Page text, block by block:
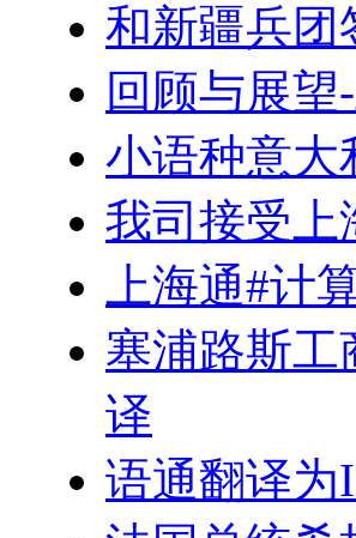
和新疆兵团
回顾与展
小语种意大
我司接受上
上海通#计
塞浦路斯工
译
语通翻译为